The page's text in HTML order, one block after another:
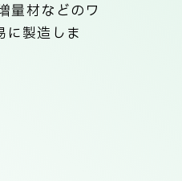
量材などのワ
に製造しま